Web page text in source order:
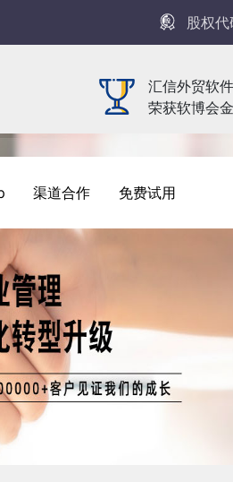
股权
汇信外贸软
荣获软博会
渠道合作 免费试用